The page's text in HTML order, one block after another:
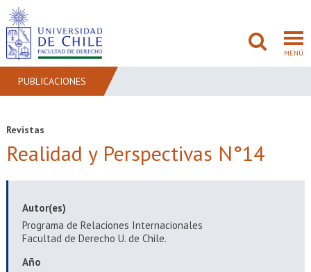
MENÚ
PREGRADO
POSTGRADO
PUBLICACIONES
Revistas
Realidad y Perspectivas N°14
Autor(es)
Programa de Relaciones Internacionales
Facultad de Derecho U. de Chile.
Año